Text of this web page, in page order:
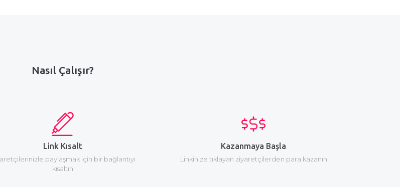
Nasıl Çalışır?
Link Kısalt
paylaşmak için bir bağlantıyı
kısaltın
Kazanmaya Başla
Linkinize tıklayan ziyaretçilerden para kazanın